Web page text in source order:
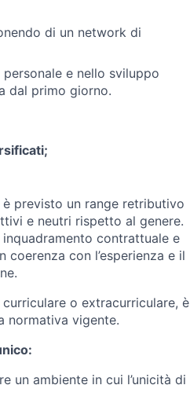
di un network di
e nello sviluppo
dal primo giorno.
previsto un range retributivo
e neutri rispetto al genere.
contrattuale e
con l’esperienza e il
o extracurriculare, è
normativa vigente.
un ambiente in cui l’unicità di